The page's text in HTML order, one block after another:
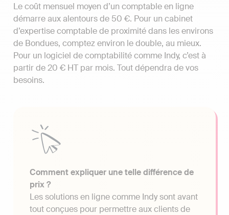
Le coût mensuel moyen d’un comptable en ligne
démarre aux alentours de 50 €. Pour un cabinet
d’expertise comptable de proximité dans les environs
de Bondues, comptez environ le double, au mieux.
Pour un logiciel de comptabilité comme Indy, c’est à
partir de 20 € HT par mois. Tout dépendra de vos
besoins.
Comment expliquer une telle différence de
prix ?
Les solutions en ligne comme Indy sont avant
tout conçues pour permettre aux clients de